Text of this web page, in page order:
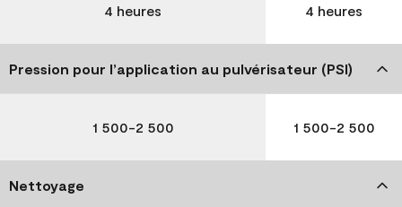
4 heures 4 heures
Pression pour l’application au pulvérisateur (PSI)
1 500-2 500 1 500-2 500
Nettoyage